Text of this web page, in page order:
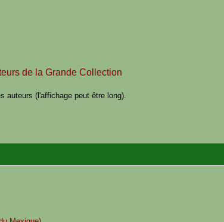
de la Grande Collection
auteurs (l'affichage peut être long).